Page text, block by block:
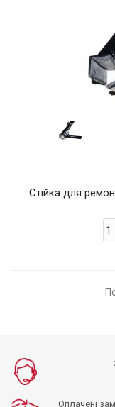
Стійка для
Оплачені